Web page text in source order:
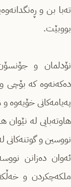
تەبا بن و
بووبێت.
نۆدلمان و
دەکەنەوە کە بۆچی
پەیامەکانی خۆیەوە
هاوتەبایی لە نێوان
نووسین و گوتنەکانی
ئەوان دەزانن
ملکەچکردن و